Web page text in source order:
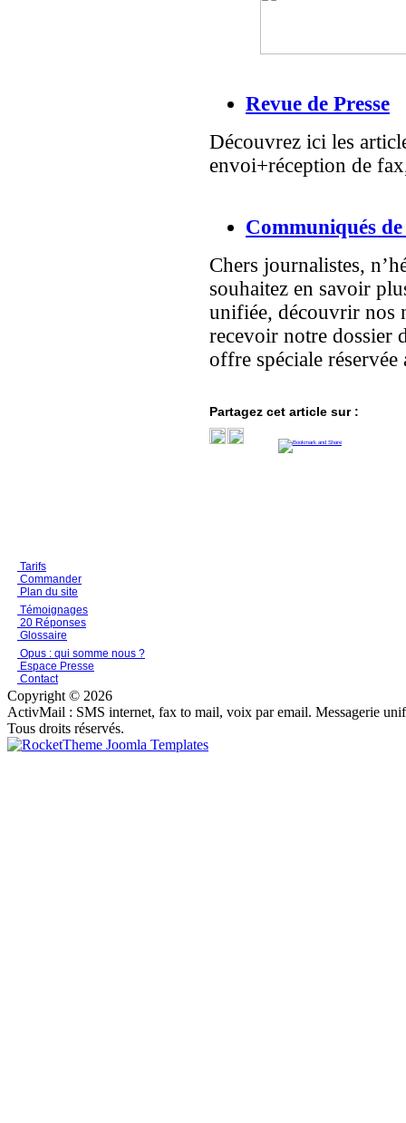
Revue de Presse
Découvrez ici les
envoi+réception de
Communiqués de
Chers journalistes,
souhaitez en savoir
unifiée, découvrir nos
recevoir notre dossier
offre spéciale réservée
Partagez cet article sur :
Tarifs
Commander
Plan du site
Témoignages
20 Réponses
Glossaire
Opus : qui somme nous ?
Espace Presse
Contact
Copyright © 2026
ActivMail : SMS internet, fax to mail, voix par email. Messagerie
Tous droits réservés.